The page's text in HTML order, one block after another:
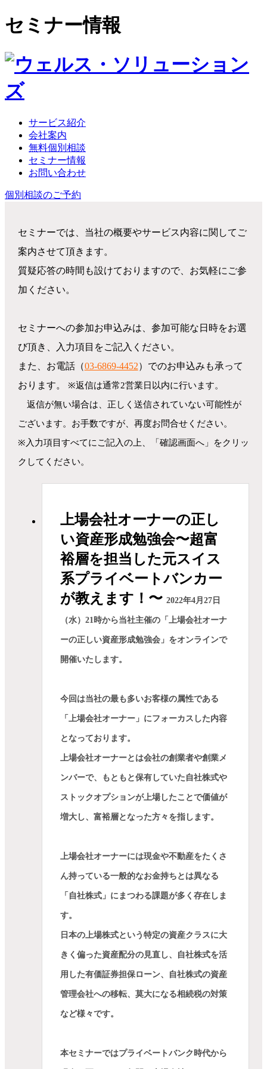
セミナー情報
サービス紹介
会社案内
無料個別相談
セミナー情報
お問い合わせ
個別相談のご予約
セミナーでは、当社の概要やサービス内容に関してご
案内させて頂きます。
質疑応答の時間も設けておりますので、お気軽にご参
加ください。
セミナーへの参加お申込みは、参加可能な日時をお選
び頂き、入力項目をご記入ください。
また、お電話（03-6869-4452）でのお申込みも承って
おります。 ※返信は通常2営業日以内に行います。
返信が無い場合は、正しく送信されていない可能性が
ございます。お手数ですが、再度お問合せください。
※入力項目すべてにご記入の上、「確認画面へ」をクリッ
クしてください。
上場会社オーナーの正し
い資産形成勉強会〜超富
裕層を担当した元スイス
系プライベートバンカー
が教えます！〜 2022年4月27日
（水）21時から当社主催の「上場会社オーナ
ーの正しい資産形成勉強会」をオンラインで
開催いたします。
今回は当社の最も多いお客様の属性である
「上場会社オーナー」にフォーカスした内容
となっております。
上場会社オーナーとは会社の創業者や創業メ
ンバーで、もともと保有していた自社株式や
ストックオプションが上場したことで価値が
増大し、富裕層となった方々を指します。
上場会社オーナーには現金や不動産をたくさ
ん持っている一般的なお金持ちとは異なる
「自社株式」にまつわる課題が多く存在しま
す。
日本の上場株式という特定の資産クラスに大
きく偏った資産配分の見直し、自社株式を活
用した有価証券担保ローン、自社株式の資産
管理会社への移転、莫大になる相続税の対策
など様々です。
本セミナーではプライベートバンク時代から